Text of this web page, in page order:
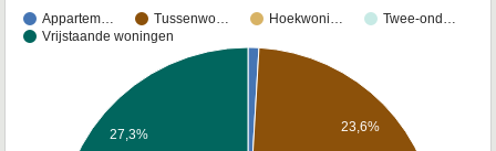
Appartem… Tussenwo… Hoekwoni…
Twee-ond…
Vrijstaande woningen
23,6%
27,3%